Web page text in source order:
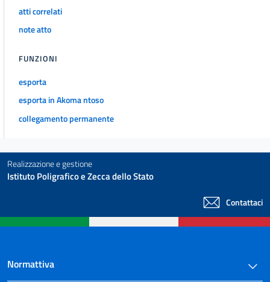
atti correlati
note atto
FUNZIONI
esporta
esporta in Akoma ntoso
collegamento permanente
Realizzazione e gestione
Istituto Poligrafico e Zecca dello Stato
Contattaci
Normattiva